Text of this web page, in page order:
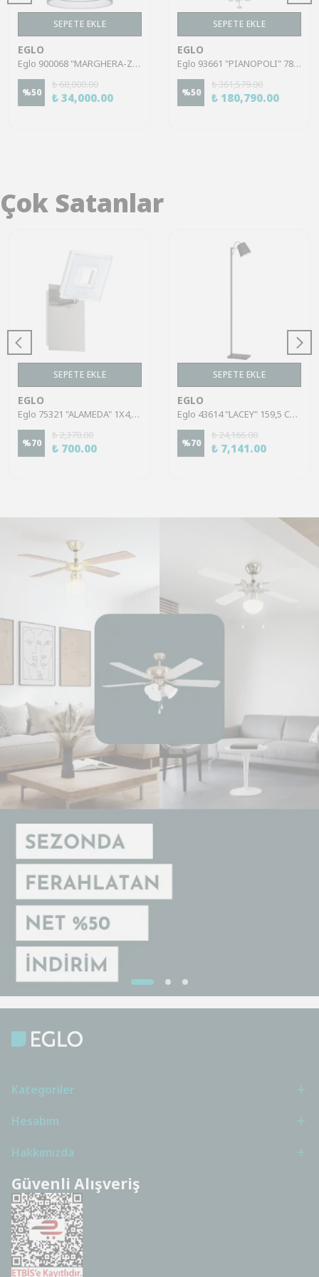
SEPETE EKLE
EGLO
Eglo 900068 "MARGHERA-Z" 110 Cm Yüksekliğinde Çelik Siyah Sarkıt Avize RGB
%50
₺ 68,000.00
₺ 34,000.00
SEPETE EKLE
EGLO
Eglo 93661 "PIANOPOLI" 78 Cm Çapında Paslanmaz Çelik Krom Sarkıt Avize
%50
₺ 361,579.00
₺ 180,790.00
Çok Satanlar
SEPETE EKLE
EGLO
Eglo 75321 "ALAMEDA" 1X4,5W Çelik Nikel Mat Sıva Üstü Spot
%70
₺ 2,370.00
₺ 700.00
SEPETE EKLE
EGLO
Eglo 43614 "LACEY" 159,5 Cm Yüksekliğinde Çelik, Ahşap Köşe Lambası Lambader
%70
₺ 24,166.00
₺ 7,141.00
Kategoriler
Hesabım
Hakkımızda
Güvenli Alışveriş